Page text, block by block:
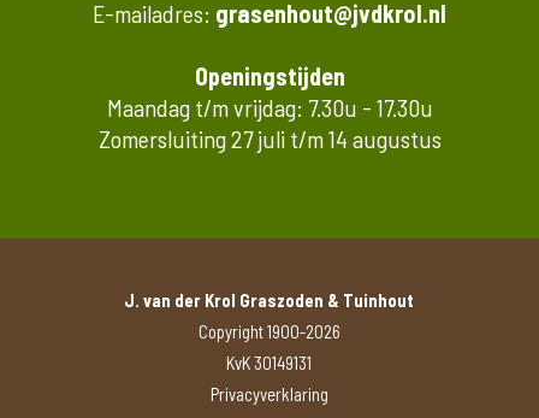
E-mailadres: grasenhout@jvdkrol.nl
Openingstijden
Maandag t/m vrijdag: 7.30u - 17.30u
Zomersluiting 27 juli t/m 14 augustus
J. van der Krol Graszoden & Tuinhout
Copyright 1900-2026
KvK 30149131
Privacyverklaring